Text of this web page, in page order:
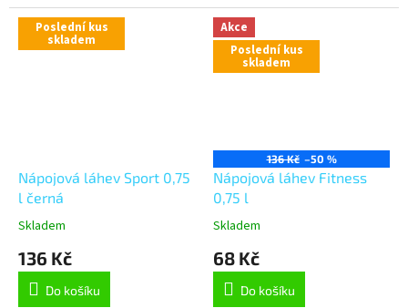
Poslední kus
skladem
Nápojová láhev Sport 0,75
l černá
Skladem
136 Kč
Do košíku
Akce
Poslední kus
skladem
136 Kč –50 %
Nápojová láhev Fitness
0,75 l
Skladem
68 Kč
Do košíku